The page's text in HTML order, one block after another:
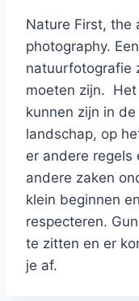
Nature First, the
photography.
natuurfotografie
moeten zijn. Het
kunnen zijn in
landschap, op
er andere regels
andere zaken
klein beginnen
respecteren.
te zitten en er
je af.